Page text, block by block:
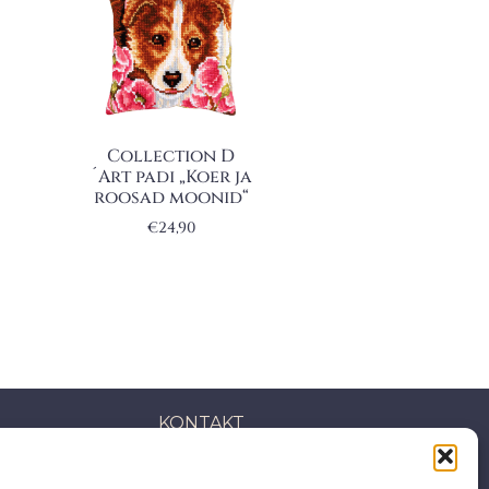
Collection D
´Art padi „Koer ja
roosad moonid“
€24,90
KONTAKT